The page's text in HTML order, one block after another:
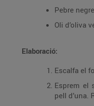
Pebre negre
Oli d’oliva
Elaboració:
Escalfa el
Esprem el
pell d’una.